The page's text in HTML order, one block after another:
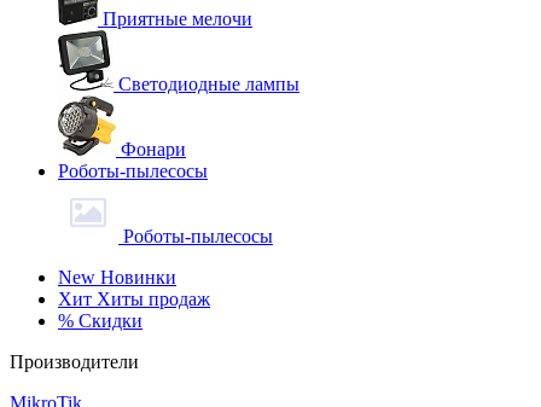
Приятные мелочи
Светодиодные лампы
Фонари
Роботы-пылесосы
Роботы-пылесосы
New Новинки
Хит Хиты продаж
% Скидки
Производители
MikroTik